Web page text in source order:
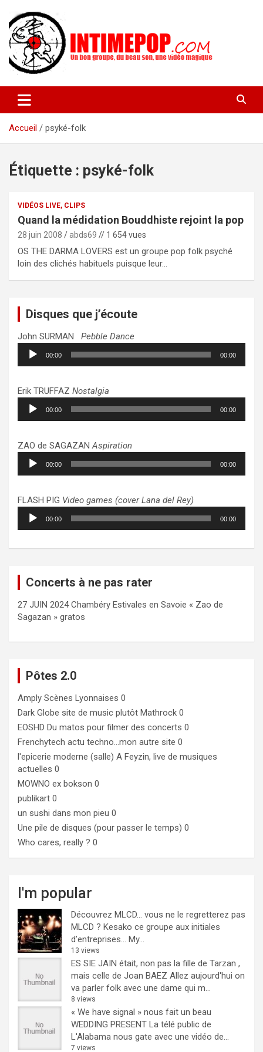
contenu
intimepop.com
actuelles pop rock, post-rock, indé sur Lyon. rock pop concert
lyon
Accueil
psyké-folk
Étiquette : psyké-folk
VIDÉOS LIVE, CLIPS
Quand la médidation Bouddhiste rejoint la pop
28 juin 2008 abds69 // 1 654 vues
OS THE DARMA LOVERS est un groupe pop folk psyché
loin des clichés habituels puisque leur…
Disques que j’écoute
John SURMAN Pebble Dance
Lecteur
audio
00:00 00:00
Erik TRUFFAZ Nostalgia
Lecteur
audio
00:00 00:00
ZAO de SAGAZANAspiration
Lecteur
audio
00:00 00:00
FLASH PIG Video games (cover Lana del Rey)
Lecteur
audio
00:00 00:00
Concerts à ne pas rater
27 JUIN 2024 Chambéry Estivales en Savoie « Zao de
Sagazan » gratos
Pôtes 2.0
Amply Scènes Lyonnaises 0
Dark Globe site de music plutôt Mathrock 0
EOSHD Du matos pour filmer des concerts 0
Frenchytech actu techno…mon autre site 0
l'epicerie moderne (salle) A Feyzin, live de musiques
actuelles 0
MOWNO ex bokson 0
publikart 0
un sushi dans mon pieu 0
Une pile de disques (pour passer le temps) 0
Who cares, really ? 0
I'm popular
Découvrez MLCD… vous ne le regretterez pas
MLCD ? Kesako ce groupe aux initiales
d’entreprises… My...
13 views
ES SIE JAIN était, non pas la fille de Tarzan ,
mais celle de Joan BAEZ Allez aujourd'hui on
va parler folk avec une dame qui m...
8 views
« We have signal » nous fait un beau
WEDDING PRESENT La télé public de
L'Alabama nous gate avec une vidéo de...
7 views